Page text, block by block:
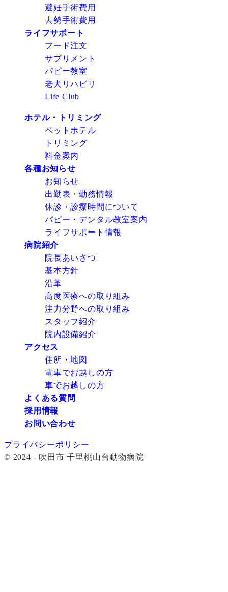
避妊手術費用
去勢手術費用
ライフサポート
フード注文
サプリメント
パピー教室
老犬リハビリ
Life Club
ホテル・トリミング
ペットホテル
トリミング
料金案内
各種お知らせ
お知らせ
出勤表・勤務情報
休診・診療時間について
パピー・デンタル教室案内
ライフサポート情報
病院紹介
院長あいさつ
基本方針
沿革
高度医療への取り組み
注力分野への取り組み
スタッフ紹介
院内設備紹介
アクセス
住所・地図
電車でお越しの方
車でお越しの方
よくある質問
採用情報
お問い合わせ
プライバシーポリシー
© 2024 - 吹田市 千里桃山台動物病院